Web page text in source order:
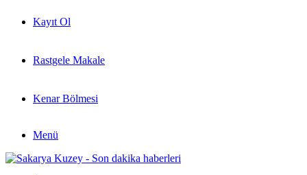
Kayıt Ol
Rastgele Makale
Kenar Bölmesi
Menü